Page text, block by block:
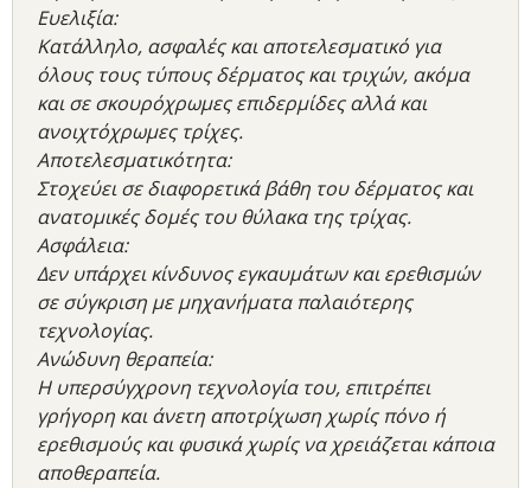
Ευελιξία:
Κατάλληλο, ασφαλές και αποτελεσματικό για
όλους τους τύπους δέρματος και τριχών, ακόμα
και σε σκουρόχρωμες επιδερμίδες αλλά και
ανοιχτόχρωμες τρίχες.
Αποτελεσματικότητα:
Στοχεύει σε διαφορετικά βάθη του δέρματος και
ανατομικές δομές του θύλακα της τρίχας.
Ασφάλεια:
Δεν υπάρχει κίνδυνος εγκαυμάτων και ερεθισμών
σε σύγκριση με μηχανήματα παλαιότερης
τεχνολογίας.
Ανώδυνη θεραπεία:
Η υπερσύγχρονη τεχνολογία του, επιτρέπει
γρήγορη και άνετη αποτρίχωση χωρίς πόνο ή
ερεθισμούς και φυσικά χωρίς να χρειάζεται κάποια
αποθεραπεία.